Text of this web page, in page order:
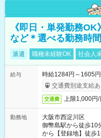
《即日・単発勤務
など＊選べる勤務時
派遣 職種未経験OK 社会人
給与
時給1284円～1605円
交通費別途支給あ
交通費 上限1,000円/
勤務地
大阪市西淀川区
御幣島駅から徒歩10
から【登録地】徒歩